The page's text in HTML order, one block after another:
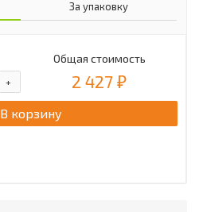
За упаковку
+
Общая стоимость
2 427 ₽
В корзину